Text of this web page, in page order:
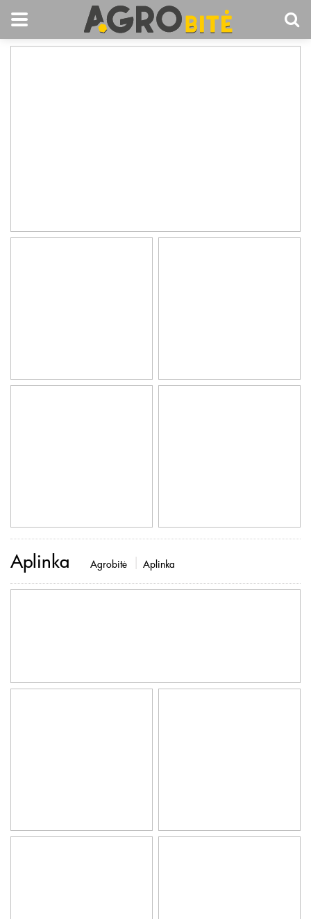
Aplinka Agrobitė Aplinka